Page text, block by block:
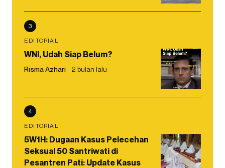
3
EDITORIAL
WNI, Udah Siap Belum?
Risma Azhari 2 bulan lalu
4
EDITORIAL
5W1H: Dugaan Kasus Pelecehan
Seksual 50 Santriwati di
Pesantren Pati: Update Kasus